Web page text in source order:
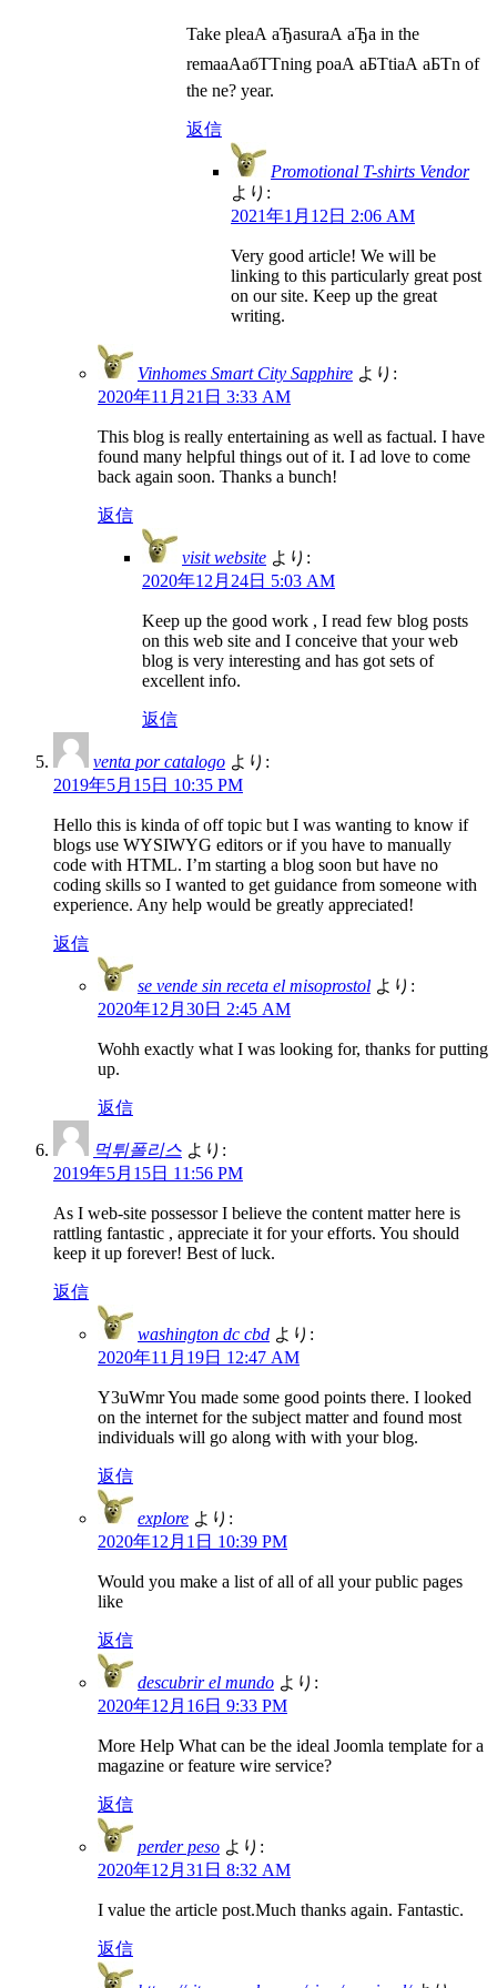
Take pleаА аЂаsurаА аЂа in the
remaаАабТТning poаА аБТtiаА аБТn of
the ne? year.
返信
Promotional T-shirts Vendor
より:
2021年1月12日 2:06 AM
Very good article! We will be
linking to this particularly great post
on our site. Keep up the great
writing.
Vinhomes Smart City Sapphire より:
2020年11月21日 3:33 AM
This blog is really entertaining as well as factual. I have
found many helpful things out of it. I ad love to come
back again soon. Thanks a bunch!
返信
visit website より:
2020年12月24日 5:03 AM
Keep up the good work , I read few blog posts
on this web site and I conceive that your web
blog is very interesting and has got sets of
excellent info.
返信
venta por catalogo より:
2019年5月15日 10:35 PM
Hello this is kinda of off topic but I was wanting to know if
blogs use WYSIWYG editors or if you have to manually
code with HTML. I’m starting a blog soon but have no
coding skills so I wanted to get guidance from someone with
experience. Any help would be greatly appreciated!
返信
se vende sin receta el misoprostol より:
2020年12月30日 2:45 AM
Wohh exactly what I was looking for, thanks for putting
up.
返信
먹튀폴리스 より:
2019年5月15日 11:56 PM
As I web-site possessor I believe the content matter here is
rattling fantastic , appreciate it for your efforts. You should
keep it up forever! Best of luck.
返信
washington dc cbd より:
2020年11月19日 12:47 AM
Y3uWmr You made some good points there. I looked
on the internet for the subject matter and found most
individuals will go along with with your blog.
返信
explore より:
2020年12月1日 10:39 PM
Would you make a list of all of all your public pages
like
返信
descubrir el mundo より:
2020年12月16日 9:33 PM
More Help What can be the ideal Joomla template for a
magazine or feature wire service?
返信
perder peso より:
2020年12月31日 8:32 AM
I value the article post.Much thanks again. Fantastic.
返信